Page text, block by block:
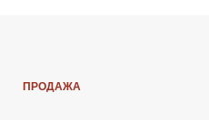
ПРОДАЖА